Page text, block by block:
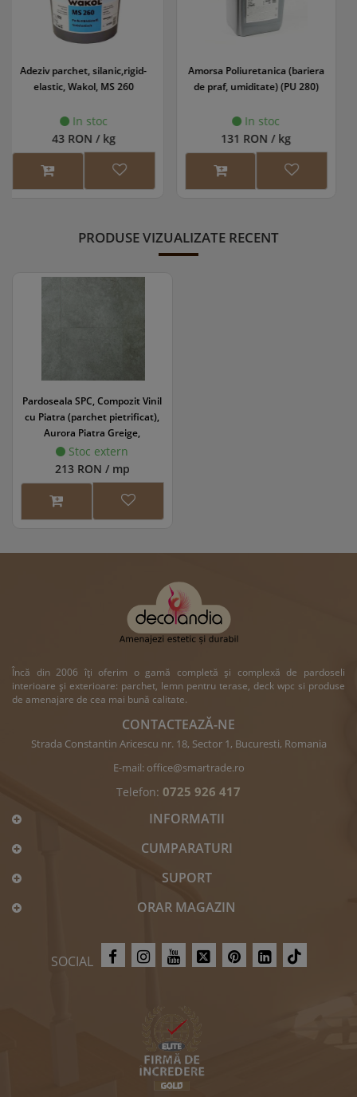
Amorsa Poliuretanica (bariera
de praf, umiditate) (PU 280)
In stoc
131 RON / kg
Grund parchet WS EasyPrime
In stoc
118 RON / l
PRODUSE VIZUALIZATE RECENT
Pardoseala SPC, Compozit Vinil
cu Piatra (parchet pietrificat),
Aurora Piatra Greige,
800x400x6/0.5mm, AURSTO-
3003/2
Stoc extern
213 RON / mp
Încă din 2006 îți oferim o gamă completă și complexă de pardoseli
interioare și exterioare: parchet, lemn pentru terase, deck wpc si produse
de amenajare de cea mai bună calitate.
CONTACTEAZĂ-NE
Strada Constantin Aricescu nr. 18, Sector 1, Bucuresti, Romania
E-mail: office@smartrade.ro
Telefon: 0725 926 417
INFORMATII
CUMPARATURI
SUPORT
ORAR MAGAZIN
SOCIAL